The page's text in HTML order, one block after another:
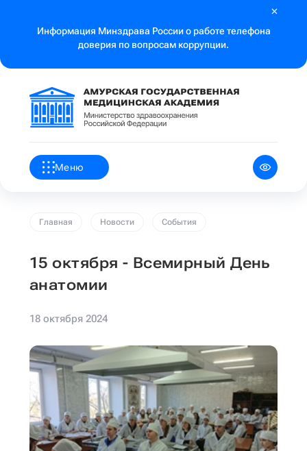
Информация Минздрава России о работе телефона
доверия по вопросам коррупции.
Меню
Главная Новости События
15 октября - Всемирный День
анатомии
18 октября 2024